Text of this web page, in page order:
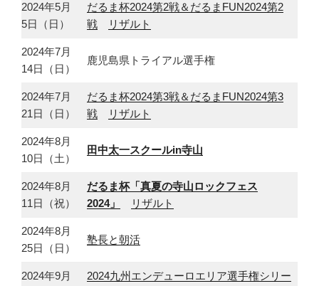
2024年5月
5日（日）
だるま杯2024第2戦＆だるまFUN2024第2
戦
リザルト
2024年7月
14日（日）
鹿児島県トライアル選手権
2024年7月
21日（日）
だるま杯2024第3戦＆だるまFUN2024第3
戦
リザルト
2024年8月
10日（土）
田中太一スクールin寺山
2024年8月
11日（祝）
だるま杯「真夏の寺山ロックフェス
2024」
リザルト
2024年8月
25日（日）
塾長と朝活
2024年9月
2024九州エンデューロエリア選手権シリー